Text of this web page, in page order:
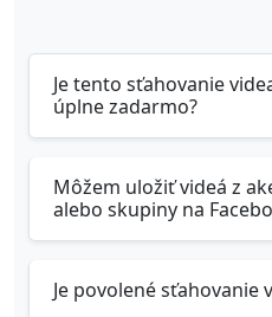
Je tento sťahovanie
úplne zadarmo?
Môžem uložiť videá z
alebo skupiny na
Je povolené sťahovanie